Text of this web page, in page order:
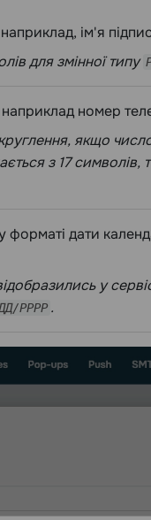
ім'я
для змінної типу
номер
якщо
з 17 символів,
дати
у
РРРР .